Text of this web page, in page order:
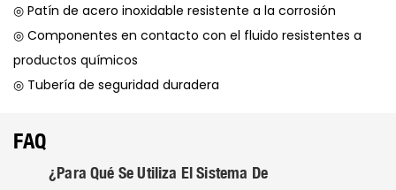
◎ Patín de acero inoxidable resistente a la corrosión
◎ Componentes en contacto con el fluido resistentes a
productos químicos
◎ Tubería de seguridad duradera
FAQ
¿Para Qué Se Utiliza El Sistema De